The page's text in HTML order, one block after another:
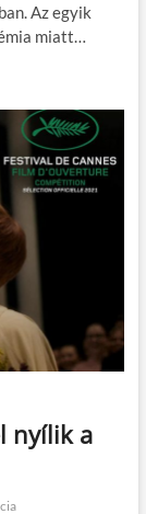
Az egyik
miatt…
nyílik a